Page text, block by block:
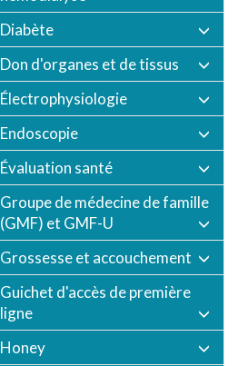
Diabète
Don d'organes et de tissus
Électrophysiologie
Endoscopie
Évaluation santé
Groupe de médecine de famille
(GMF) et GMF-U
Grossesse et accouchement
Guichet d'accès de première
ligne
Honey